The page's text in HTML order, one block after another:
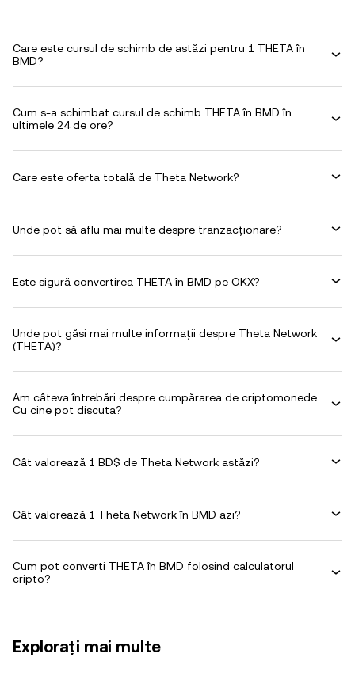
Care este cursul de schimb de astăzi pentru 1 THETA în
BMD?
Cum s-a schimbat cursul de schimb THETA în BMD în
ultimele 24 de ore?
Care este oferta totală de Theta Network?
Unde pot să aflu mai multe despre tranzacționare?
Este sigură convertirea THETA în BMD pe OKX?
Unde pot găsi mai multe informații despre Theta Network
(THETA)?
Am câteva întrebări despre cumpărarea de criptomonede.
Cu cine pot discuta?
Cât valorează 1 BD$ de Theta Network astăzi?
Cât valorează 1 Theta Network în BMD azi?
Cum pot converti THETA în BMD folosind calculatorul
cripto?
Explorați mai multe